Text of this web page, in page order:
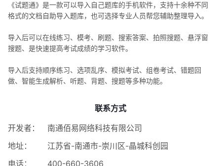
《试题通》是一款可以导入自己题库的手机软件，支持十余种不同
格式的文档自助导入题库，也可选择专业人员帮您辅助整理导入。
导入后可以在线练习、模考、刷题、搜索答案、拍照搜题、悬浮窗
搜题、是快速提高考试成绩的学习软件。
导入后支持顺序练习、选项乱序、模拟考试、组卷考试、错题回
做、智能生成解析、听题、背题、搜题等多种功能。
联系方式
开发者：
南通佰易网络科技有限公司
地址：
江苏省-南通市-崇川区-晶城科创园
电话：
400-660-3606